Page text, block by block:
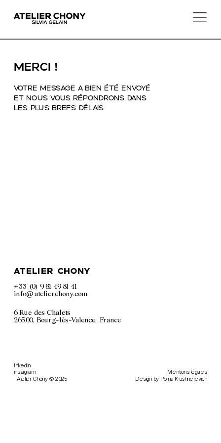
Votre message a bien été envoyé
et nous vous répondrons dans
les plus brefs délais
atelier chony
+33 (0) 9 81 49 81 41
info@atelierchony.com
6 Rue des Chalets
26500, Bourg-lès-Valence, France
linkedin
instagram
Mentions légales
Design by Polina Kushnerevich
Atelier Chony © 2025